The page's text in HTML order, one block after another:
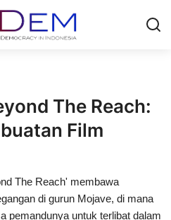
The Reach:
Film
The Reach' membawa
di gurun Mojave, di mana
pemandunya untuk terlibat dalam